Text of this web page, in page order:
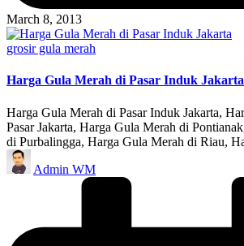
March 8, 2013
Posted
grosir gula merah
Harga Gula Merah di Pasar Induk Jakarta
Harga Gula Merah di Pasar Induk Jakarta,
Pasar Jakarta, Harga Gula Merah di
di Purbalingga, Harga Gula Merah di Riau,
Posted
by
Admin WM